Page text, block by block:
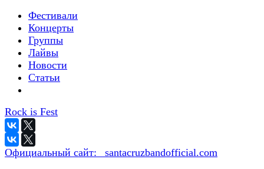
Фестивали
Концерты
Группы
Лайвы
Новости
Статьи
Rock is Fest
Официальный сайт:
_santacruzbandofficial.com